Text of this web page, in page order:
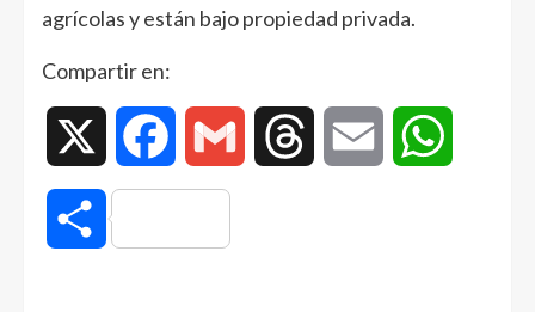
agrícolas y están bajo propiedad privada.
Compartir en:
Facebook Gmail Threads Email
Compartir